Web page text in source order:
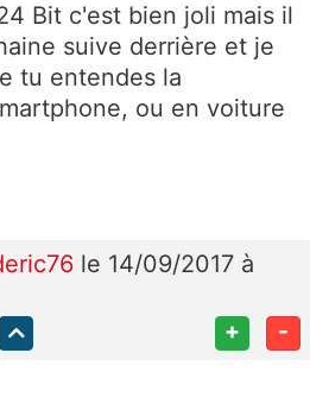
Bit c'est bien joli mais il
suive derrière et je
tu entendes la
ou en voiture
le 14/09/2017 à
+ -